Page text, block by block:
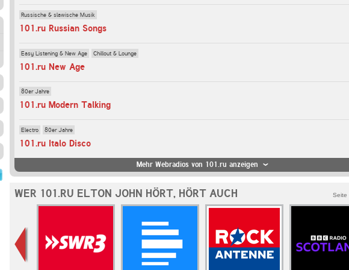
Russische & slawische Musik
101.ru Russian Songs
Easy Listening & New Age Chillout & Lounge
101.ru New Age
80er Jahre
101.ru Modern Talking
Electro 80er Jahre
101.ru Italo Disco
Mehr Webradios von 101.ru anzeigen
WER 101.RU ELTON JOHN HÖRT, HÖRT AUCH Seite